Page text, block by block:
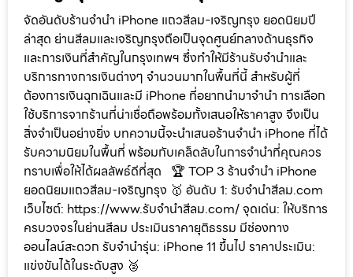
จัดอันดับร้านจำนำ iPhone แถวสีลม-เจริญกรุง ยอดนิยมปี
ล่าสุด ย่านสีลมและเจริญกรุงถือเป็นจุดศูนย์กลางด้านธุรกิจ
และการเงินที่สำคัญในกรุงเทพฯ ซึ่งทำให้มีร้านรับจำนำและ
บริการทางการเงินต่างๆ จำนวนมากในพื้นที่นี้ สำหรับผู้ที่
ต้องการเงินฉุกเฉินและมี iPhone ที่อยากนำมาจำนำ การเลือก
ใช้บริการจากร้านที่น่าเชื่อถือพร้อมทั้งเสนอให้ราคาสูง จึงเป็น
สิ่งจำเป็นอย่างยิ่ง บทความนี้จะนำเสนอร้านจำนำ iPhone ที่ได้
รับความนิยมในพื้นที่ พร้อมกับเคล็ดลับในการจำนำที่คุณควร
ทราบเพื่อให้ได้ผลลัพธ์ดีที่สุด 🏆 TOP 3 ร้านจำนำ iPhone
ยอดนิยมแถวสีลม-เจริญกรุง 🥇 อันดับ 1: รับจำนำสีลม.com
เว็บไซต์: https://www.รับจํานําสีลม.com/ จุดเด่น: ให้บริการ
ครบวงจรในย่านสีลม ประเมินราคายุติธรรม มีช่องทาง
ออนไลน์สะดวก รับจำนำรุ่น: iPhone 11 ขึ้นไป ราคาประเมิน:
แข่งขันได้ในระดับสูง 🥈